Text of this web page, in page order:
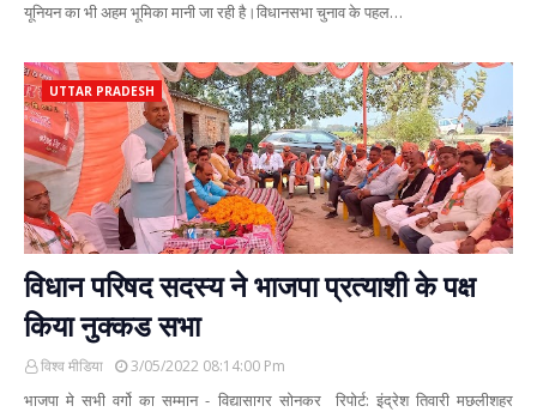
यूनियन का भी अहम भूमिका मानी जा रही है।विधानसभा चुनाव के पहल…
UTTAR PRADESH
विधान परिषद सदस्य ने भाजपा प्रत्याशी के पक्ष
किया नुक्कड सभा
विश्व मीडिया 3/05/2022 08:14:00 Pm
भाजपा मे सभी वर्गो का सम्मान - विद्यासागर सोनकर रिपोर्ट: इंद्रेश तिवारी मछलीशहर